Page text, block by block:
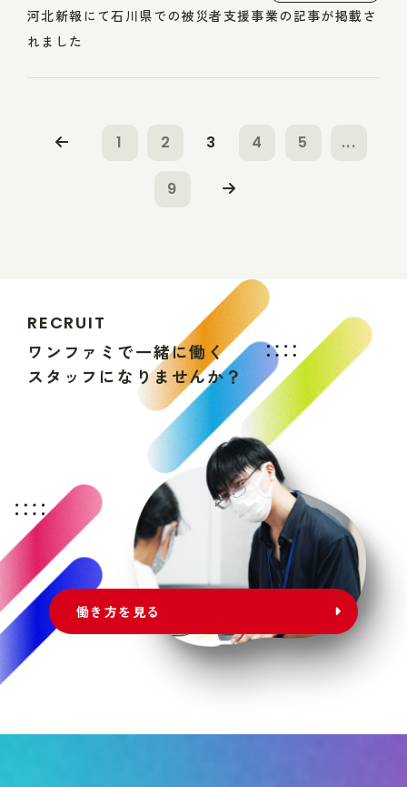
河北新報にて石川県での被災者支援事業の記事が掲載さ
れました
1 2 3 4 5 ...
9
RECRUIT
ワ ン フ ァ ミ で一緒に働 く
ス タ ッ フ にな りま せんか？
働き方を見る